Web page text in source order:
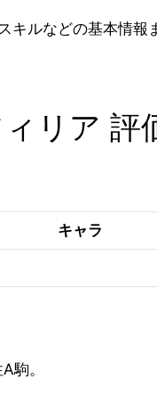
ルなどの基本情報
リア 評
キャラ
駒。